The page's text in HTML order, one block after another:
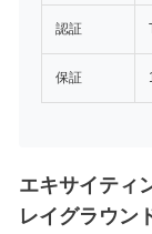
認証
保証
エキサイティ
レイグラウン